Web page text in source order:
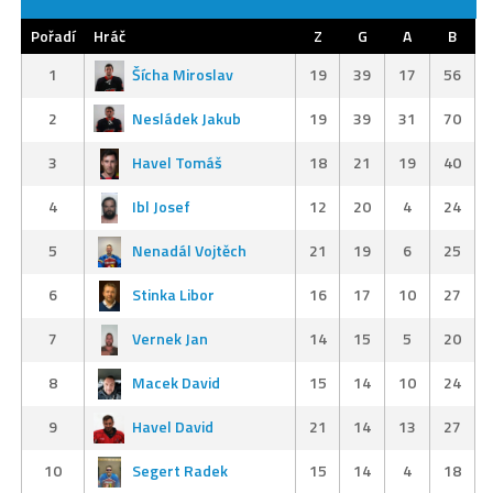
Pořadí Hráč Z G A
B
1
Šícha Miroslav 19 39 17
56
2
Nesládek Jakub 19 39 31
70
3
Havel Tomáš 18 21 19
40
4
Ibl Josef 12 20 4
24
5
Nenadál Vojtěch 21 19 6
25
6
Stinka Libor 16 17 10
27
7
Vernek Jan 14 15 5
20
8
Macek David 15 14 10
24
9
Havel David 21 14 13
27
10
Segert Radek 15 14 4
18